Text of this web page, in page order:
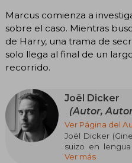
Marcus comienza a
sobre el caso. Mientras
de Harry, una trama de
solo llega al final de un
recorrido.
Joël Dicker
(Autor,
Ver Página del
Joël Dicker
suizo en
internacional
Ver más